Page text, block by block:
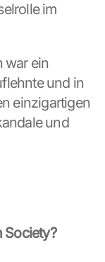
im
war ein
und in
einzigartigen
und
Society?